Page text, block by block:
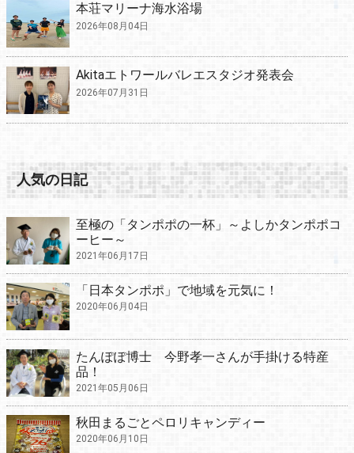
本荘マリーナ海水浴場
2026年08月04日
Akitaエトワールバレエスタジオ発表会
2026年07月31日
人気の日記
至極の「タンポポの一杯」～よしかタンポポコ
ーヒー～
2021年06月17日
「日本タンポポ」で地域を元気に！
2020年06月04日
たんぽぽ博士 今野孝一さんが手掛ける特産
品！
2021年05月06日
秋田まるごとペロリキャンディー
2020年06月10日